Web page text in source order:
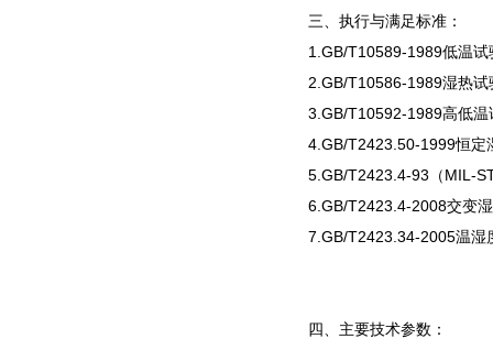
三、执行与满足标准：
1.GB/T10589-1989低温试
2.GB/T10586-1989湿热试
3.GB/T10592-1989高低温
4.GB/T2423.50-1999恒定
5.GB/T2423.4-93（MIL-
6.GB/T2423.4-2008交变
7.GB/T2423.34-2005温湿
四、主要技术参数：